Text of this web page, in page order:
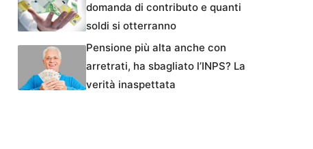
domanda di contributo e quanti
soldi si otterranno
Pensione più alta anche con
arretrati, ha sbagliato l’INPS? La
verità inaspettata